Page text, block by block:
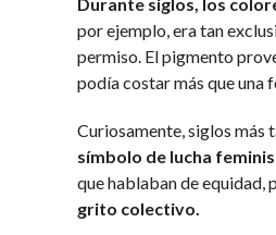
por ejemplo, era tan
permiso. El pigmento
podía costar más que una
Curiosamente, siglos más
símbolo de lucha
que hablaban de equidad,
grito colectivo.